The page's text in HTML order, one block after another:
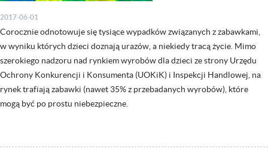
2017-06-01
Corocznie odnotowuje się tysiące wypadków związanych z zabawkami,
w wyniku których dzieci doznają urazów, a niekiedy tracą życie. Mimo
szerokiego nadzoru nad rynkiem wyrobów dla dzieci ze strony Urzędu
Ochrony Konkurencji i Konsumenta (UOKiK) i Inspekcji Handlowej, na
rynek trafiają zabawki (nawet 35% z przebadanych wyrobów), które
mogą być po prostu niebezpieczne.